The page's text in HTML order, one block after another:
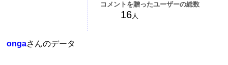
コメントを贈ったユーザーの総数
16人
ongaさんのデータ